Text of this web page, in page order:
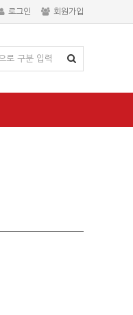
로그인 회원가입